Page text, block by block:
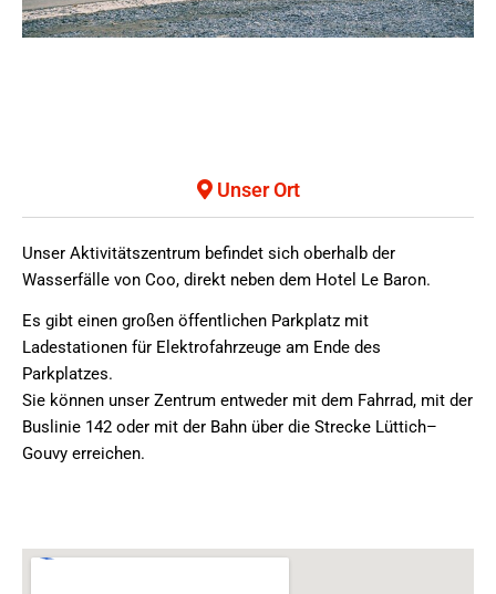
Unser Ort
Unser Aktivitätszentrum befindet sich oberhalb der
Wasserfälle von Coo, direkt neben dem Hotel Le Baron.
Es gibt einen großen öffentlichen Parkplatz mit
Ladestationen für Elektrofahrzeuge am Ende des
Parkplatzes.
Sie können unser Zentrum entweder mit dem Fahrrad, mit der
Buslinie 142 oder mit der Bahn über die Strecke Lüttich–
Gouvy erreichen.